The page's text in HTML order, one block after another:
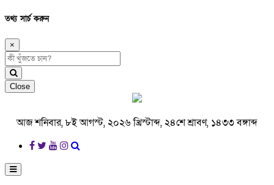
তথ্য সার্চ করুন
×
Close
আজ শনিবার, ৮ই আগস্ট, ২০২৬ খ্রিস্টাব্দ, ২৪শে শ্রাবণ, ১৪৩৩ বঙ্গাব্দ